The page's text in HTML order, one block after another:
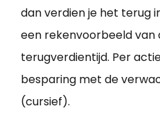
dan verdien je het terug
een rekenvoorbeeld
terugverdientijd. Per
besparing met de
(cursief).